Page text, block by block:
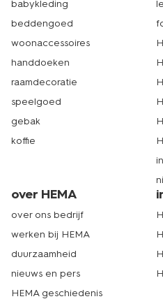
doucheschuim
. Een warm
bij de buikkrampen. Ga snel
assortiment self care
menstruatieonderbroeken
mogelijk te voelen tijdens je
naar ondergoed tegen
meer dan 500 winkels in
eentje bij jou in de buurt.
op hema.nl bestel je het
babykleding
beddengoed
woonaccessoires
handdoeken
raamdecoratie
speelgoed
gebak
koffie
over HEMA
over ons bedrijf
werken bij HEMA
duurzaamheid
nieuws en pers
HEMA geschiedenis